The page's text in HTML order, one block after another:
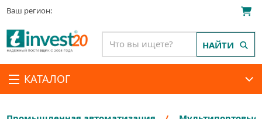
Ваш регион:
КАТАЛОГ
НАЙТИ